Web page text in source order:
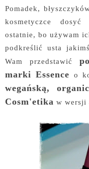
Pomadek,
kosmetyczce
ostatnie, bo używam
podkreślić usta
Wam przedstawić
marki Essence o
wegańską,
Cosm'etika w wersji